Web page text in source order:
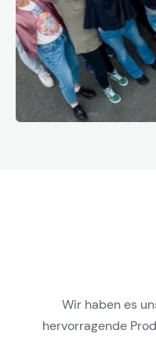
Wir haben es
hervorragende